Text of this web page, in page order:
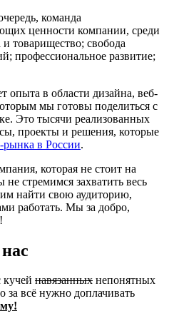
команда
ценности компании, среди
товарищество; свобода
профессиональное развитие;
опыта в области дизайна, веб-
мы готовы поделиться с
Это тысячи реализованных
проекты и решения, которые
рынка в России.
которая не стоит на
не стремимся захватить весь
найти свою аудиторию,
работать. Мы за добро,
кучей навязанных непонятных
за всё нужно доплачивать